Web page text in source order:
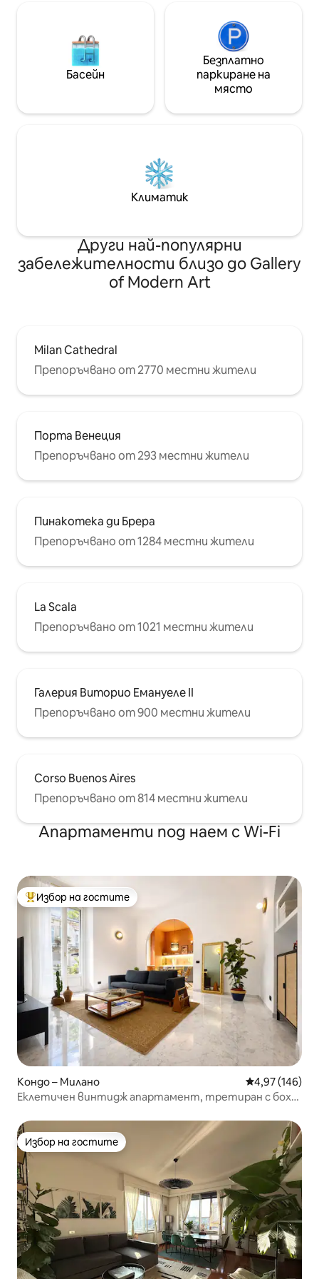
Басейн
Безплатно
паркиране на
място
Климатик
Други най-популярни
забележителности близо до Gallery
of Modern Art
Milan Cathedral
Препоръчвано от 2770 местни жители
Порта Венеция
Препоръчвано от 293 местни жители
Пинакотека ди Брера
Препоръчвано от 1284 местни жители
La Scala
Препоръчвано от 1021 местни жители
Галерия Виторио Емануеле II
Препоръчвано от 900 местни жители
Corso Buenos Aires
Препоръчвано от 814 местни жители
Апартаменти под наем с Wi-Fi
Най-популярен избор на гостите
Избор на гостите
Кондо – Милано Средна
4,97 (146)
Еклетичен винтидж апартамент, третиран с бохо
Избор на гостите
Избор на гостите